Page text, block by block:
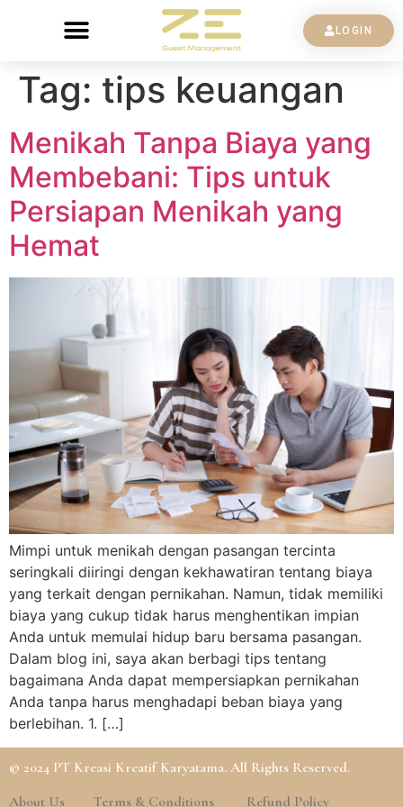
LOGIN
Tag: tips keuangan
Menikah Tanpa Biaya yang
Membebani: Tips untuk
Persiapan Menikah yang
Hemat
Mimpi untuk menikah dengan pasangan tercinta
seringkali diiringi dengan kekhawatiran tentang biaya
yang terkait dengan pernikahan. Namun, tidak memiliki
biaya yang cukup tidak harus menghentikan impian
Anda untuk memulai hidup baru bersama pasangan.
Dalam blog ini, saya akan berbagi tips tentang
bagaimana Anda dapat mempersiapkan pernikahan
Anda tanpa harus menghadapi beban biaya yang
berlebihan. 1. […]
© 2024 PT Kreasi Kreatif Karyatama. All Rights Reserved.
About Us
Terms & Conditions Refund Policy